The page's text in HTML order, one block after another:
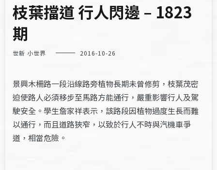
枝葉擋道 行人閃邊 – 1823
期
世新 小世界 2016-10-26
景興木柵路一段沿線路旁植物長期未曾修剪，枝葉茂密
迫使路人必須移步至馬路方能通行，嚴重影響行人及駕
駛安全。學生詹家祥表示，該路段因植物過度生長而難
以通行，而且道路狹窄，以致於行人不時與汽機車爭
道，相當危險。